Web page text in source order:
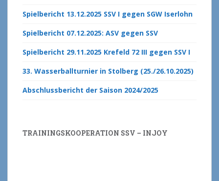
Spielbericht 13.12.2025 SSV I gegen SGW Iserlohn
Spielbericht 07.12.2025: ASV gegen SSV
Spielbericht 29.11.2025 Krefeld 72 III gegen SSV I
33. Wasserballturnier in Stolberg (25./26.10.2025)
Abschlussbericht der Saison 2024/2025
TRAININGSKOOPERATION SSV – INJOY